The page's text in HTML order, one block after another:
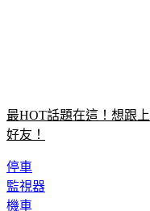
最HOT話題在這！想跟
好友！
停車
監視器
機車